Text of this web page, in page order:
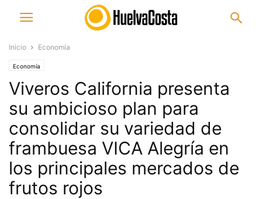
Inicio Economía
Economía
Viveros California presenta
su ambicioso plan para
consolidar su variedad de
frambuesa VICA Alegría en
los principales mercados de
frutos rojos